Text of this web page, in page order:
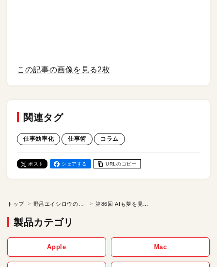
この記事の画像を見る2枚
関連タグ
仕事効率化 仕事術 コラム
ポスト シェアする URLのコピー
トップ
製品カテゴリ
Apple Mac